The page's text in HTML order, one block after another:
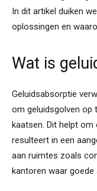
In dit artikel duiken
oplossingen en
Wat is
Geluidsabsorptie
om geluidsgolven op
kaatsen. Dit helpt om
resulteert in een
aan ruimtes zoals
kantoren waar